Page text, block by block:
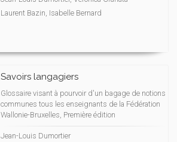
Laurent Bazin, Isabelle Bernard
Savoirs langagiers
Glossaire visant à pourvoir d'un bagage de notions
communes tous les enseignants de la Fédération
Wallonie-Bruxelles, Première édition
Jean-Louis Dumortier